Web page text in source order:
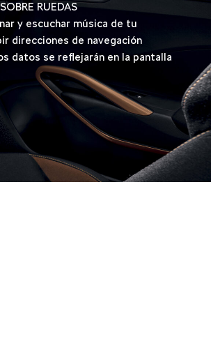
RUEDAS
y escuchar música de tu
direcciones de navegación
datos se reflejarán en la pantalla